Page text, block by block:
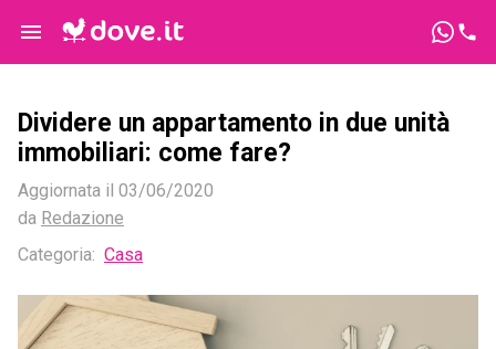
Dividere un appartamento in due unità
immobiliari: come fare?
Aggiornata il 03/06/2020
da Redazione
Categoria: Casa